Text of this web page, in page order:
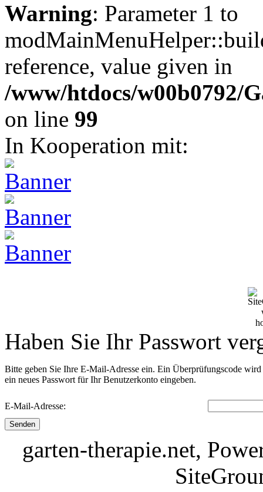
Warning: Parameter 1 to
reference, value given in
/www/htdocs/w00b0792/
on line 99
In Kooperation mit:
Haben Sie Ihr Passwort
Bitte geben Sie Ihre E-Mail-Adresse ein. Ein Überprüfungscode
ein neues Passwort für Ihr Benutzerkonto eingeben.
E-Mail-Adresse:
Senden
garten-therapie.net,